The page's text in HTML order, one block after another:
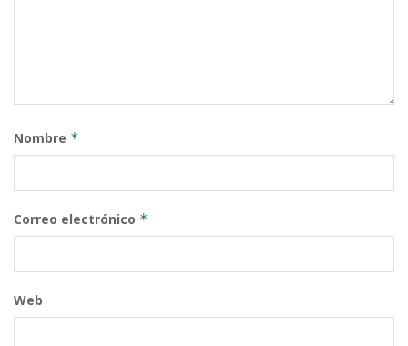
Nombre *
Correo electrónico *
Web